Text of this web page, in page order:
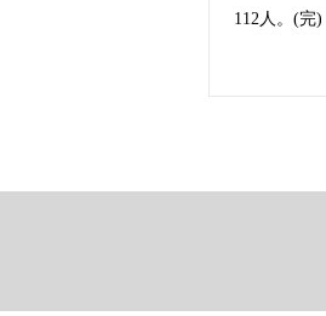
112人。(完)